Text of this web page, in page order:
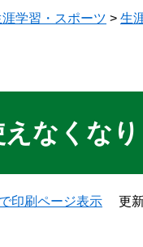
涯学習・スポーツ > 生
なくな
印刷ページ表示 更